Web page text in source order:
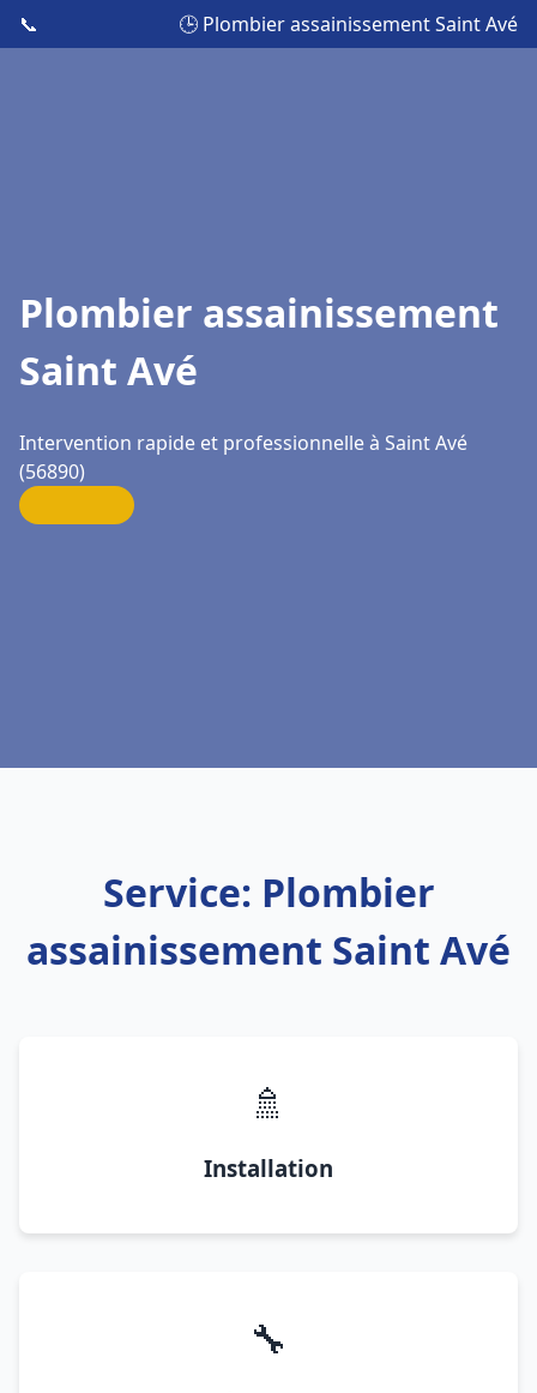
📞 🕒 Plombier assainissement Saint Avé
Plombier assainissement
Saint Avé
Intervention rapide et professionnelle à Saint Avé
(56890)
Service: Plombier
assainissement Saint Avé
🚿
Installation
🔧